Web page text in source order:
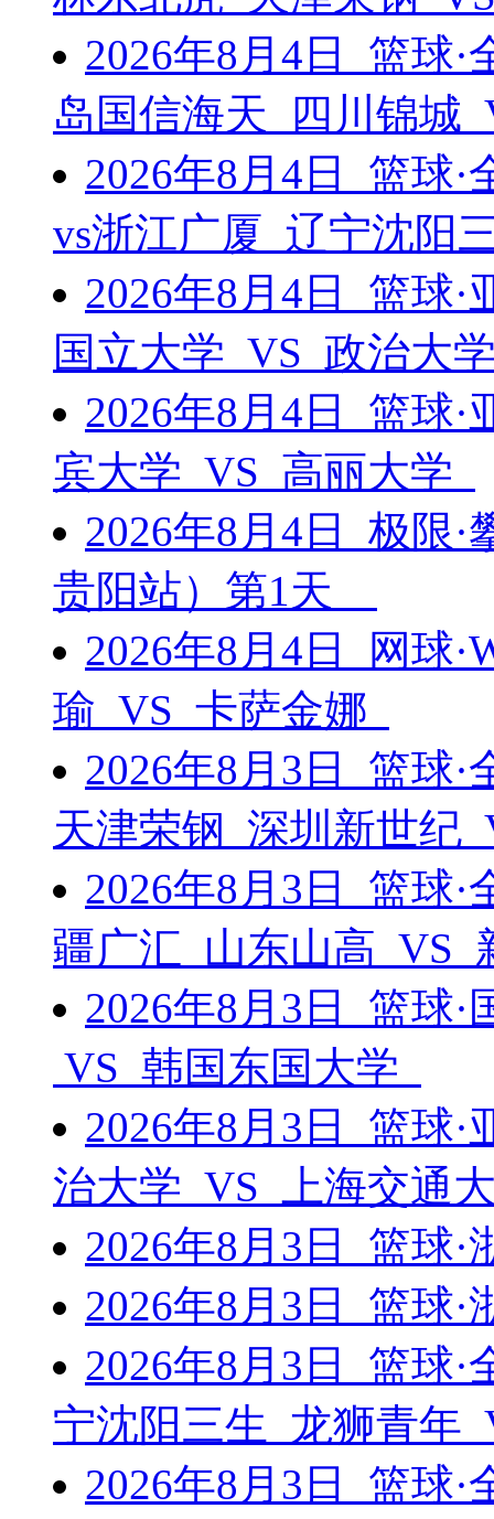
2026年8月4日 篮球·
岛国信海天 四川锦
2026年8月4日 篮球·
vs浙江广厦 辽宁沈
2026年8月4日 篮球
国立大学 VS 政治大
2026年8月4日 篮球
宾大学 VS 高丽大学
2026年8月4日 极限·
贵阳站）第1天
2026年8月4日 网球
瑜 VS 卡萨金娜
2026年8月3日 篮球·
天津荣钢 深圳新世
2026年8月3日 篮球·
疆广汇 山东山高 VS
2026年8月3日 篮球
VS 韩国东国大学
2026年8月3日 篮球
治大学 VS 上海交通
2026年8月3日 篮球
2026年8月3日 篮球
2026年8月3日 篮球·
宁沈阳三生 龙狮青
2026年8月3日 篮球·